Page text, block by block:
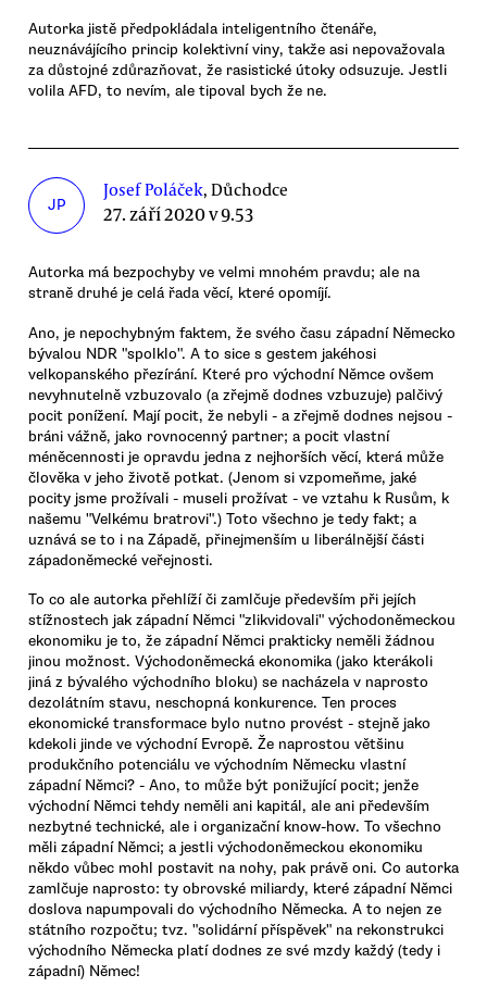
Autorka jistě předpokládala inteligentního čtenáře,
neuznávájícího princip kolektivní viny, takže asi nepovažovala
za důstojné zdůrazňovat, že rasistické útoky odsuzuje. Jestli
volila AFD, to nevím, ale tipoval bych že ne.
JP
Josef Poláček, Důchodce
27. září 2020 v 9.53
Autorka má bezpochyby ve velmi mnohém pravdu; ale na
straně druhé je celá řada věcí, které opomíjí.
Ano, je nepochybným faktem, že svého času západní Německo
bývalou NDR "spolklo". A to sice s gestem jakéhosi
velkopanského přezírání. Které pro východní Němce ovšem
nevyhnutelně vzbuzovalo (a zřejmě dodnes vzbuzuje) palčivý
pocit ponížení. Mají pocit, že nebyli - a zřejmě dodnes nejsou -
bráni vážně, jako rovnocenný partner; a pocit vlastní
méněcennosti je opravdu jedna z nejhorších věcí, která může
člověka v jeho životě potkat. (Jenom si vzpomeňme, jaké
pocity jsme prožívali - museli prožívat - ve vztahu k Rusům, k
našemu "Velkému bratrovi".) Toto všechno je tedy fakt; a
uznává se to i na Západě, přinejmenším u liberálnější části
západoněmecké veřejnosti.
To co ale autorka přehlíží či zamlčuje především při jejích
stížnostech jak západní Němci "zlikvidovali" východoněmeckou
ekonomiku je to, že západní Němci prakticky neměli žádnou
jinou možnost. Východoněmecká ekonomika (jako kterákoli
jiná z bývalého východního bloku) se nacházela v naprosto
dezolátním stavu, neschopná konkurence. Ten proces
ekonomické transformace bylo nutno provést - stejně jako
kdekoli jinde ve východní Evropě. Že naprostou většinu
produkčního potenciálu ve východním Německu vlastní
západní Němci? - Ano, to může být ponižující pocit; jenže
východní Němci tehdy neměli ani kapitál, ale ani především
nezbytné technické, ale i organizační know-how. To všechno
měli západní Němci; a jestli východoněmeckou ekonomiku
někdo vůbec mohl postavit na nohy, pak právě oni. Co autorka
zamlčuje naprosto: ty obrovské miliardy, které západní Němci
doslova napumpovali do východního Německa. A to nejen ze
státního rozpočtu; tvz. "solidární příspěvek" na rekonstrukci
východního Německa platí dodnes ze své mzdy každý (tedy i
západní) Němec!